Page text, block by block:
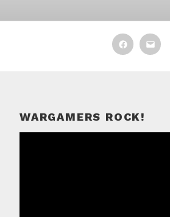
Facebook
Email
WARGAMERS ROCK!